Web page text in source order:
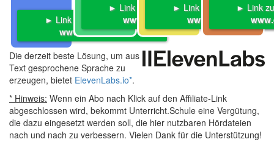
► Link zum Angebot auf
www.eduki.com
► Link zum Angebot auf
www.eduki.com
► Link zum Angebot auf
www.eduki.com
► Link
Die derzeit beste Lösung, um aus
Text gesprochene Sprache zu
erzeugen, bietet ElevenLabs.io*.
* Hinweis: Wenn ein Abo nach Klick auf den Affiliate-Link
abgeschlossen wird, bekommt Unterricht.Schule eine Vergütung,
die dazu eingesetzt werden soll, die hier nutzbaren Hördateien
nach und nach zu verbessern. Vielen Dank für die Unterstützung!